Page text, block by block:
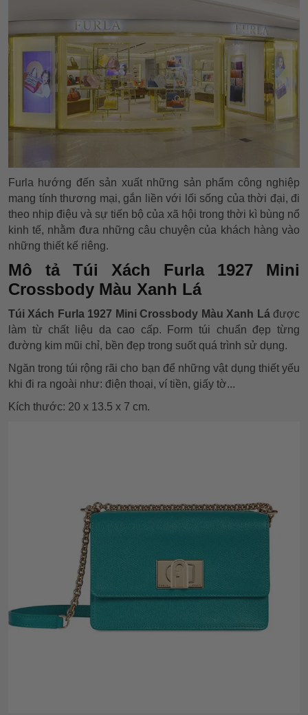
Furla hướng đến sản xuất những sản phẩm công nghiệp
mang tính thương mại, gắn liền với lối sống của thời đại, đi
theo nhịp điệu và sự tiến bộ của xã hội trong thời kì bùng nổ
kinh tế, nhằm đưa những câu chuyện của khách hàng vào
những thiết kế riêng.
Mô tả Túi Xách Furla 1927 Mini
Crossbody Màu Xanh Lá
Túi Xách Furla 1927 Mini Crossbody Màu Xanh Lá được
làm từ chất liệu da cao cấp. Form túi chuẩn đẹp từng
đường kim mũi chỉ, bền đẹp trong suốt quá trình sử dụng.
Ngăn trong túi rộng rãi cho bạn để những vật dụng thiết yếu
khi đi ra ngoài như: điện thoại, ví tiền, giấy tờ...
Kích thước: 20 x 13.5 x 7 cm.